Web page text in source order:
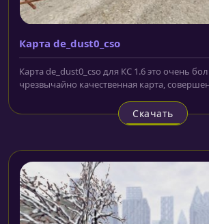
Карта de_dust0_cso
Карта de_dust0_cso для КС 1.6 это очень
чрезвычайно качественная карта,
Скачать